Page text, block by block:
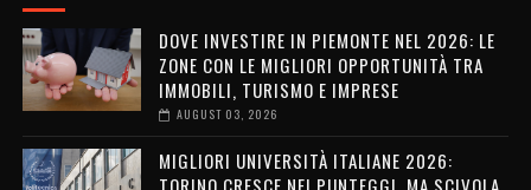
DOVE INVESTIRE IN PIEMONTE NEL 2026: LE
ZONE CON LE MIGLIORI OPPORTUNITÀ TRA
IMMOBILI, TURISMO E IMPRESE
AUGUST 03, 2026
MIGLIORI UNIVERSITÀ ITALIANE 2026: